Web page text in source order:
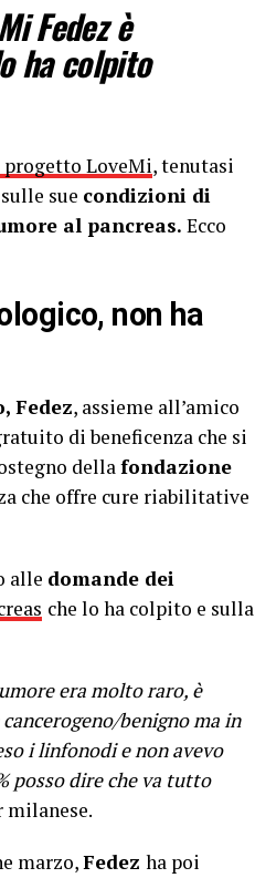
Fedez è
ha colpito
progetto LoveMi, tenutasi
sue condizioni di
al pancreas. Ecco
non ha
Fedez, assieme all’amico
di beneficenza che si
dellafondazione
che offre cure riabilitative
alle domande dei
che lo ha colpito e sulla
era molto raro, è
benigno ma in
i linfonodi e non avevo
posso dire che va tutto
milanese.
marzo,Fedez ha poi